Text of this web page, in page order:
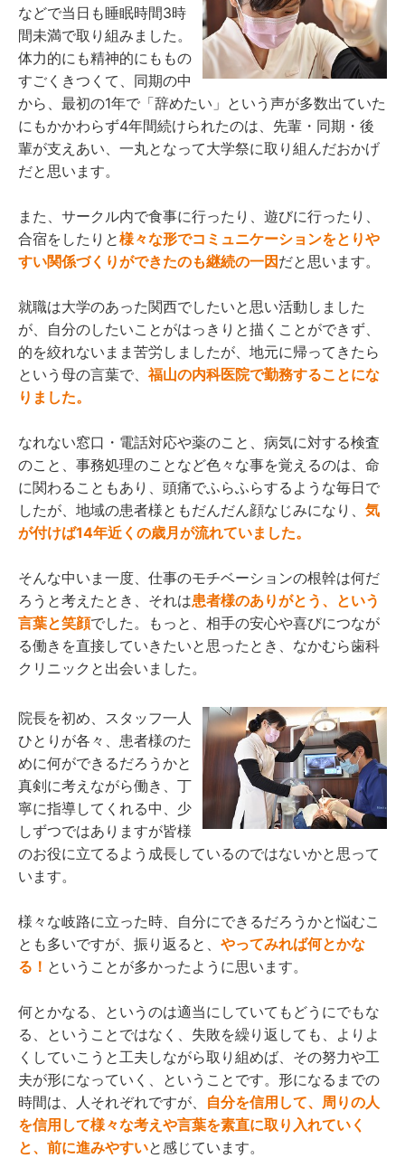
などで当日も睡眠時間3時
間未満で取り組みました。
体力的にも精神的にももの
すごくきつくて、同期の中
から、最初の1年で「辞めたい」という声が多数出ていた
にもかかわらず4年間続けられたのは、先輩・同期・後
輩が支えあい、一丸となって大学祭に取り組んだおかげ
だと思います。
また、サークル内で食事に行ったり、遊びに行ったり、
合宿をしたりと様々な形でコミュニケーションをとりや
すい関係づくりができたのも継続の一因 だと思います。
就職は大学のあった関西でしたいと思い活動しました
が、自分のしたいことがはっきりと描くことができず、
的を絞れないまま苦労しましたが、地元に帰ってきたら
という母の言葉で、福山の内科医院で勤務することにな
りました。
なれない窓口・電話対応や薬のこと、病気に対する検査
のこと、事務処理のことなど色々な事を覚えるのは、命
に関わることもあり、頭痛でふらふらするような毎日で
したが、地域の患者様ともだんだん顔なじみになり、 気
が付けば14年近くの歳月が流れていました。
そんな中いま一度、仕事のモチベーションの根幹は何だ
ろうと考えたとき、それは患者様のありがとう、という
言葉と笑顔でした。もっと、相手の安心や喜びにつなが
る働きを直接していきたいと思ったとき、なかむら歯科
クリニックと出会いました。
院長を初め、スタッフ一人
ひとりが各々、患者様のた
めに何ができるだろうかと
真剣に考えながら働き、丁
寧に指導してくれる中、少
しずつではありますが皆様
のお役に立てるよう成長しているのではないかと思って
います。
様々な岐路に立った時、自分にできるだろうかと悩むこ
とも多いですが、振り返ると、 やってみれば何とかな
る！ ということが多かったように思います。
何とかなる、というのは適当にしていてもどうにでもな
る、ということではなく、失敗を繰り返しても、よりよ
くしていこうと工夫しながら取り組めば、その努力や工
夫が形になっていく、ということです。形になるまでの
時間は、人それぞれですが、
自分を信用して、周りの人
を信用して様々な考えや言葉を素直に取り入れていく
と、前に進みやすいと感じています。